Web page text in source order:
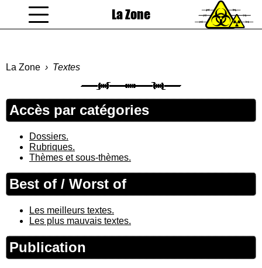
La Zone
La Zone Textes
Accès par catégories
Dossiers.
Rubriques.
Thèmes et sous-thèmes.
Best of / Worst of
Les meilleurs textes.
Les plus mauvais textes.
Publication